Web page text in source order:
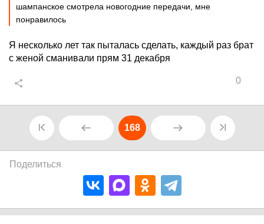
шампанское смотрела новогодние передачи, мне
понравилось
Я несколько лет так пыталась сделать, каждый раз брат
с женой сманивали прям 31 декабря
0
168
Поделиться